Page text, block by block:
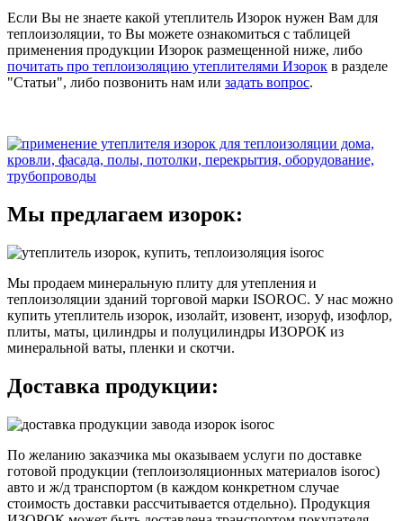
Если Вы не знаете какой утеплитель Изорок нужен Вам для
теплоизоляции, то Вы можете ознакомиться с таблицей
применения продукции Изорок размещенной ниже, либо
почитать про теплоизоляцию утеплителями Изорок в разделе
"Статьи", либо позвонить нам или задать вопрос.
Мы предлагаем изорок:
Мы продаем минеральную плиту для утепления и
теплоизоляции зданий торговой марки ISOROC. У нас можно
купить утеплитель изорок, изолайт, изовент, изоруф, изофлор,
плиты, маты, цилиндры и полуцилиндры ИЗОРОК из
минеральной ваты, пленки и скотчи.
Доставка продукции:
По желанию заказчика мы оказываем услуги по доставке
готовой продукции (теплоизоляционных материалов isoroc)
авто и ж/д транспортом (в каждом конкретном случае
стоимость доставки рассчитывается отдельно). Продукция